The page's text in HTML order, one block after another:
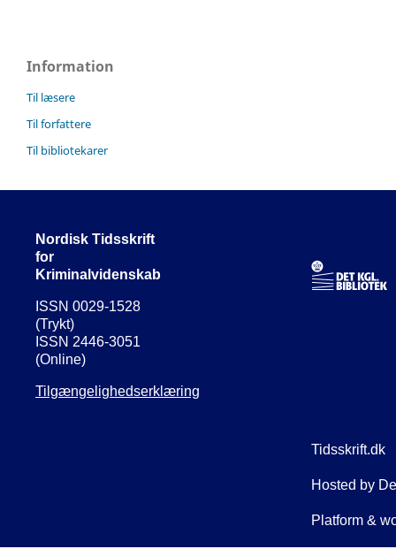
Information
Til læsere
Til forfattere
Til bibliotekarer
Nordisk Tidsskrift
for
Kriminalvidenskab
ISSN 0029-1528
(Trykt)
ISSN 2446-3051
(Online)
Tilgængelighedserklæring